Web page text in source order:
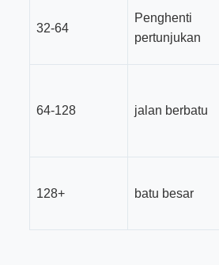
32-64
Penghenti
pertunjukan
64-128 jalan berbatu
128+ batu besar